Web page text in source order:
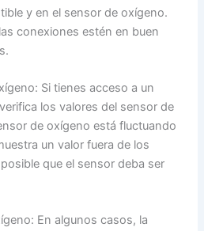
y en el sensor de oxígeno.
conexiones estén en buen
Si tienes acceso a un
los valores del sensor de
de oxígeno está fluctuando
un valor fuera de los
que el sensor deba ser
En algunos casos, la